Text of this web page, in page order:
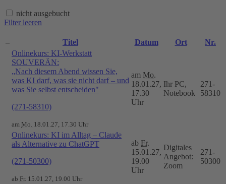
nicht ausgebucht
Filter leeren
– Titel Datum Ort
Nr.
Onlinekurs: KI-Werkstatt
SOUVERÄN:
„Nach diesem Abend wissen Sie,
was KI darf, was sie nicht darf – und
was Sie selbst entscheiden"
(271-58310)
am Mo. 18.01.27, 17.30 Uhr
am Mo.
18.01.27,
17.30
Uhr
Ihr PC,
Notebook
271-
58310
Onlinekurs: KI im Alltag – Claude
als Alternative zu ChatGPT
(271-50300)
ab Fr. 15.01.27, 19.00 Uhr
ab Fr.
15.01.27,
19.00
Uhr
Digitales
Angebot:
Zoom
271-
50300